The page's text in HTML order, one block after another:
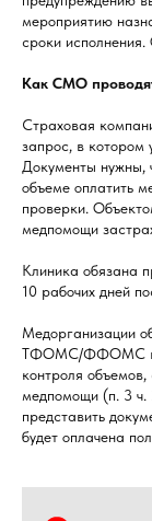
мероприятию
сроки
Как СМО
Страховая
запрос, в котором
Документы нужны,
объеме оплатить
проверки.
медпомощи
Клиника обязана
10 рабочих дней
Медорганизации
ТФОМС/ФФОМС все
контроля объемов,
медпомощи (п. 3
представить
будет оплачена